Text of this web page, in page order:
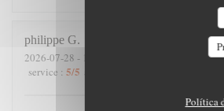
Política
philippe G
2026-07-28 - 19:45 - guests 3
service : 5/5